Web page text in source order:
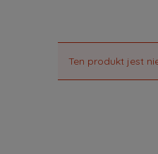
Ten produkt jest